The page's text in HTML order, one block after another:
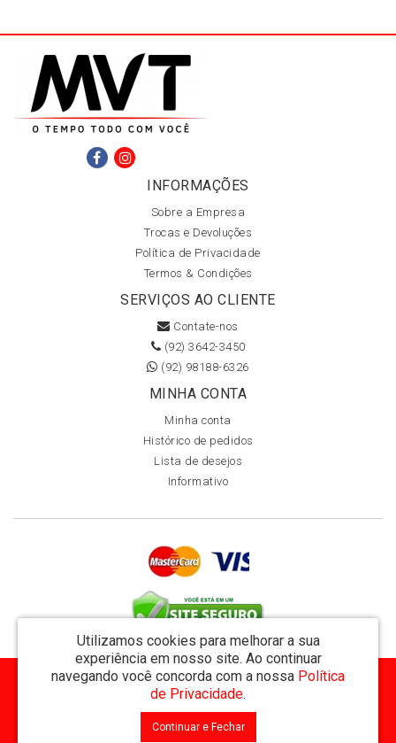
INFORMAÇÕES
Sobre a Empresa
Trocas e Devoluções
Política de Privacidade
Termos & Condições
SERVIÇOS AO CLIENTE
Contate-nos
(92) 3642-3450
(92) 98188-6326
MINHA CONTA
Minha conta
Histórico de pedidos
Lista de desejos
Informativo
Utilizamos cookies para melhorar a sua
experiência em nosso site. Ao continuar
navegando você concorda com a nossa Política
de Privacidade.
Continuar e Fechar
MVT Comércio de Representação de Livros Ltda - CNPJ: 11.162.894/0001-32
Rua Visconde de Utinga 234 - Parque das Laranjeiras - Manaus / AM - CEP: 69058-810
MVT Livraria © 2026